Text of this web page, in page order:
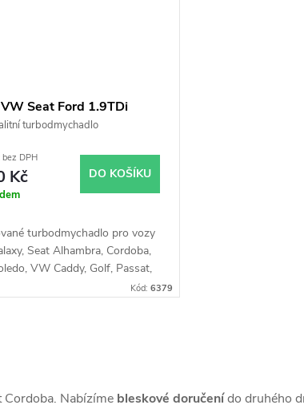
Seat Ford 1.9TDi
Garrett 454083
turbodmychadlo
DPH
Kč DO KOŠÍKU
turbodmychadlo pro vozy
Seat Alhambra, Cordoba,
VW Caddy, Golf, Passat,
Kód: 6379
Cordoba. Nabízíme bleskové doručenído druhého